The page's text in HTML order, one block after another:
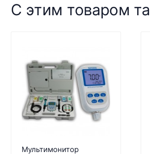
С этим товаром
Мультимонитор